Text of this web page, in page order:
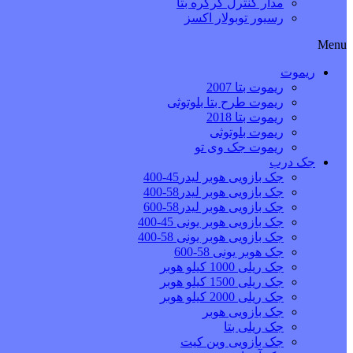
مدار کنترل کرکره بتا
رسیور توبولار اکسز
Menu
ریموت
ریموت بتا 2007
ریموت طرح بتا بلوتوثی
ریموت بتا 2018
ریموت بلوتوثی
ریموت جک وی تو
جک درب
جک بازویی هوبر لیدر45-400
جک بازویی هوبر لیدر58-400
جک بازویی هوبر لیدر58-600
جک بازویی هوبر یونی 45-400
جک بازویی هوبر یونی 58-400
جک هوبر یونی 58-600
جک ریلی 1000 کیلو هوبر
جک ریلی 1500 کیلو هوبر
جک ریلی 2000 کیلو هوبر
جک بازویی هوبر
جک ریلی بتا
جک بازویی وین کیت